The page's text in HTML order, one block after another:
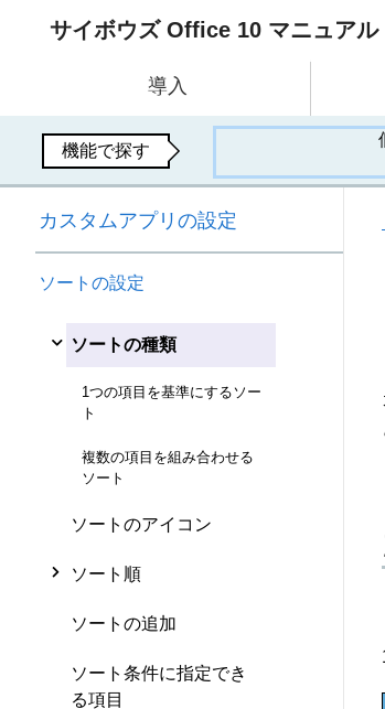
サイボウズ Office 10 マニュアル
導入
機能で探す
カスタムアプリの設定
ソートの設定
ソートの種類
1つの項目を基準にするソー
ト
複数の項目を組み合わせる
ソート
ソートのアイコン
ソート順
ソートの追加
ソート条件に指定でき
る項目